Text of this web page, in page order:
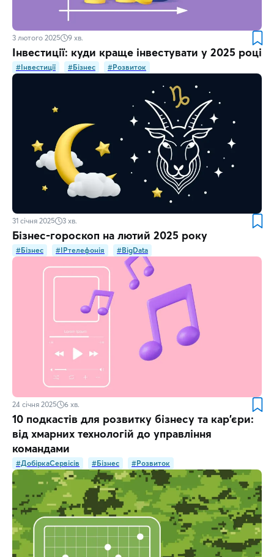
3 лютого 2025 9 хв.
Інвестиції: куди краще інвестувати у 2025 році
#Інвестиції #Бізнес #Розвиток
31 січня 2025 3 хв.
Бізнес-гороскоп на лютий 2025 року
#Бізнес #IPтелефонія #BigData
24 січня 2025 6 хв.
10 подкастів для розвитку бізнесу та кар'єри:
від хмарних технологій до управління
командами
#ДобіркаСервісів #Бізнес #Розвиток